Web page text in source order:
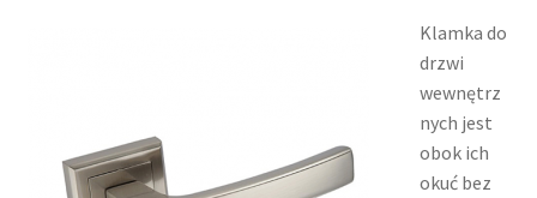
Klamka do
drzwi
wewnętrz
nych jest
obok ich
okuć bez